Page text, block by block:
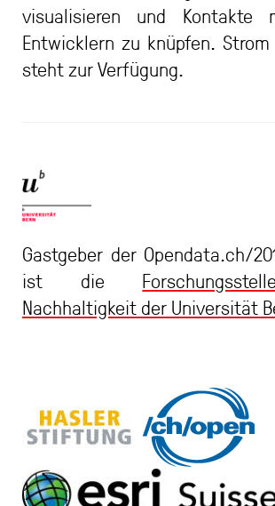
visualisieren und Kontakte
Entwicklern zu knüpfen.
steht zur Verfügung.
Gastgeber der Opendata.ch/
ist die
Nachhaltigkeit der Universität